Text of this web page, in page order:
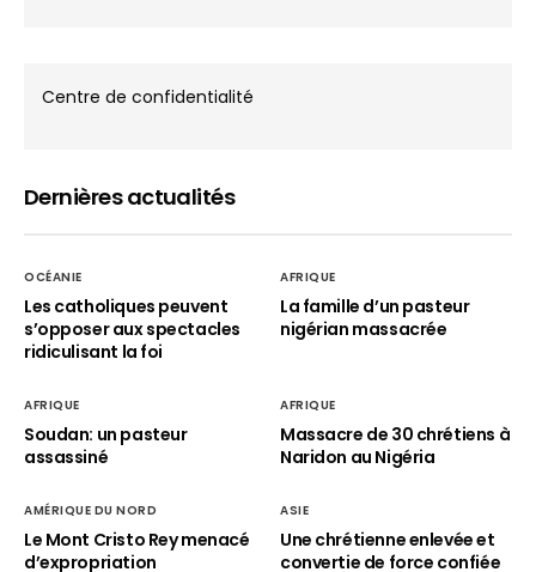
Centre de confidentialité
Dernières actualités
OCÉANIE
Les catholiques peuvent
s’opposer aux spectacles
ridiculisant la foi
AFRIQUE
La famille d’un pasteur
nigérian massacrée
AFRIQUE
Soudan: un pasteur
assassiné
AFRIQUE
Massacre de 30 chrétiens à
Naridon au Nigéria
AMÉRIQUE DU NORD
Le Mont Cristo Rey menacé
d’expropriation
ASIE
Une chrétienne enlevée et
convertie de force confiée